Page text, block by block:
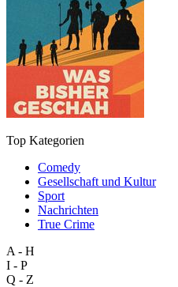
Top Kategorien
Comedy
Gesellschaft und Kultur
Sport
Nachrichten
True Crime
A - H
I - P
Q - Z